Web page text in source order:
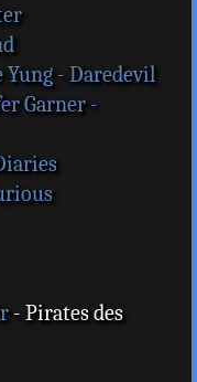
- Daredevil
Garner -
- Pirates des